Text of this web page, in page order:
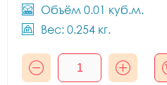
Объём 0.01 куб.м.
Вес: 0.254 кг.